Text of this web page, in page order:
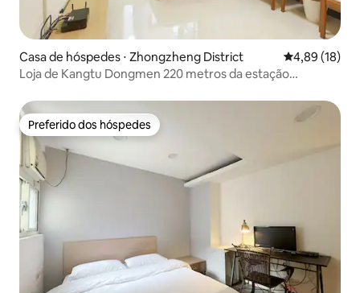
Casa de hóspedes ⋅ Zhongzheng District 4,89 de uma
4,89 (18)
Loja de Kangtu Dongmen 220 metros da estação
Preferido dos hóspedes
Preferido dos hóspedes